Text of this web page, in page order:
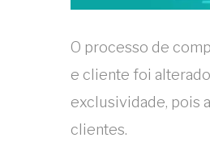
O processo de
e cliente foi
exclusividade, pois
clientes.